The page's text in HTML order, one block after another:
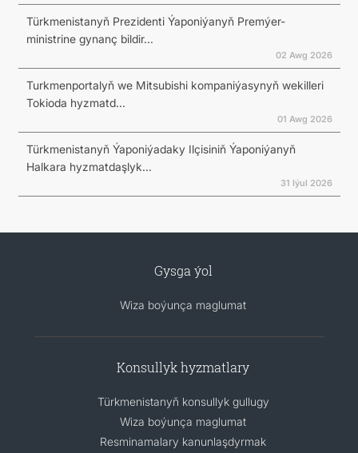
Türkmenistanyň Prezidenti Ýaponiýanyň Premýer-
ministrine gynanç bildir...
02 Awg 2026
Turkmenportalyň we Mitsubishi kompaniýasynyň wekilleri
Tokioda hyzmatd...
01 Awg 2026
Türkmenistanyň Ýaponiýadaky Ilçisiniň Ýaponiýanyň
Halkara hyzmatdaşlyk...
31 Iýul 2026
Gysga ýol
Wiza boýunça maglumat
Konsullyk hyzmatlary
Türkmenistanyň konsullyk gullugy
Wiza boýunça maglumat
Resminamalary kanunlaşdyrmak